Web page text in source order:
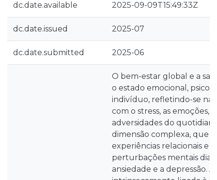
dc.date.available 2025-09-09T15:49:33Z
dc.date.issued 2025-07
dc.date.submitted 2025-06
O bem-estar global e a
o estado emocional,
indivíduo, refletindo-se na
com o stress, as emoções,
adversidades do
dimensão complexa, que
experiências relacionais e
perturbações mentais
ansiedade e a depressão.